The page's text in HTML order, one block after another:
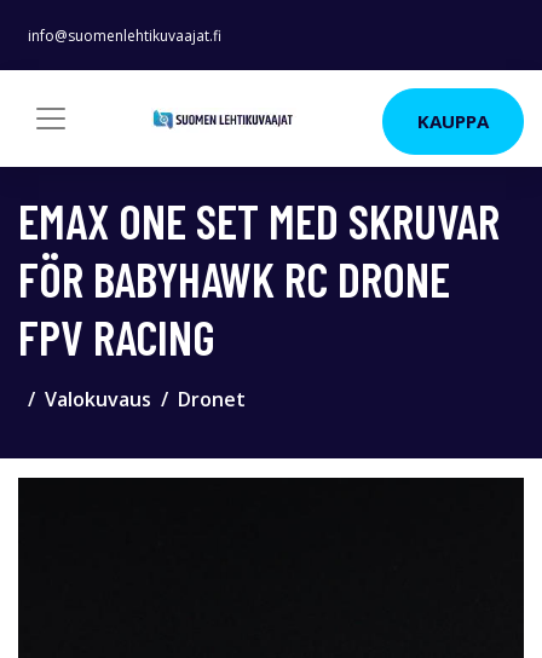
info@suomenlehtikuvaajat.fi
KAUPPA
EMAX ONE SET MED SKRUVAR
FÖR BABYHAWK RC DRONE
FPV RACING
Valokuvaus Dronet